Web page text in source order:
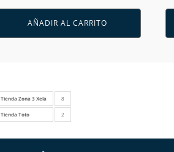
AÑADIR AL CARRITO
Tienda Zona 3 Xela 8
Tienda Toto 2